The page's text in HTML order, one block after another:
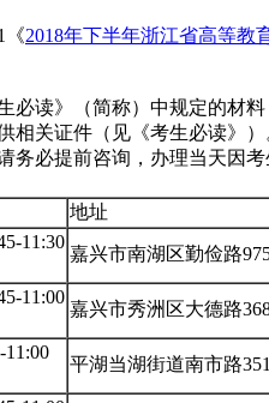
《2018年下半年浙江省高等教
必读》（简称）中规定的材
相关证件（见《考生必读》
务必提前咨询，办理当天因
地址
11:30
嘉兴市南湖区勤俭路
11:00
嘉兴市秀洲区大德路
11:00
平湖当湖街道南市路